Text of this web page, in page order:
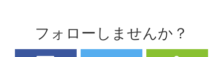
フォローしませんか？